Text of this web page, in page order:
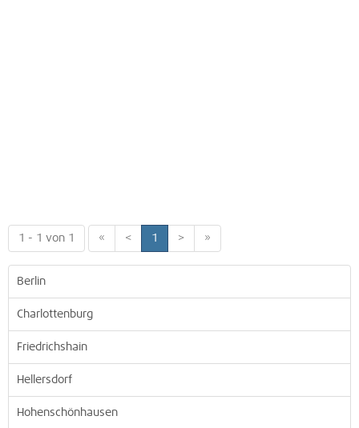
1 - 1 von 1 « < 1 > »
Berlin
Charlottenburg
Friedrichshain
Hellersdorf
Hohenschönhausen